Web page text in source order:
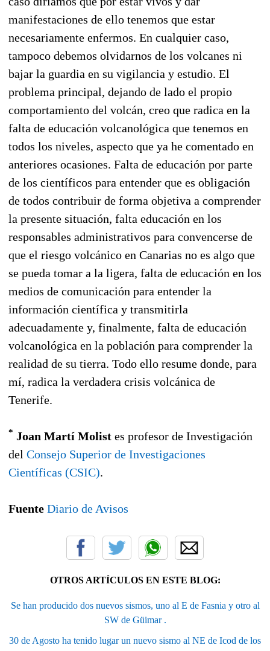
manifestaciones de ello tenemos que estar
necesariamente enfermos. En cualquier caso,
tampoco debemos olvidarnos de los volcanes ni
bajar la guardia en su vigilancia y estudio. El
problema principal, dejando de lado el propio
comportamiento del volcán, creo que radica en la
falta de educación volcanológica que tenemos en
todos los niveles, aspecto que ya he comentado en
anteriores ocasiones. Falta de educación por parte
de los científicos para entender que es obligación
de todos contribuir de forma objetiva a comprender
la presente situación, falta educación en los
responsables administrativos para convencerse de
que el riesgo volcánico en Canarias no es algo que
se pueda tomar a la ligera, falta de educación en los
medios de comunicación para entender la
información científica y transmitirla
adecuadamente y, finalmente, falta de educación
volcanológica en la población para comprender la
realidad de su tierra. Todo ello resume donde, para
mí, radica la verdadera crisis volcánica de
Tenerife.
* Joan Martí Molist es profesor de Investigación
del Consejo Superior de Investigaciones
Científicas (CSIC).
Fuente Diario de Avisos
OTROS ARTÍCULOS EN ESTE BLOG:
Se han producido dos nuevos sismos, uno al E de Fasnia y otro al
SW de Güimar .
30 de Agosto ha tenido lugar un nuevo sismo al NE de Icod de los